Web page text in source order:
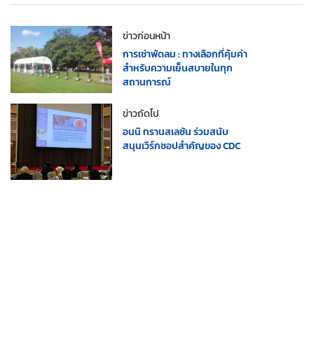
ข่าวก่อนหน้า
การเช่าพัดลม : ทางเลือกที่คุ้มค่า
สำหรับความเย็นสบายในทุก
สถานการณ์
ข่าวถัดไป
อนนิ ทรานสเลชัน ร่วมสนับ
สนุนเวิร์กชอปสำคัญของ CDC